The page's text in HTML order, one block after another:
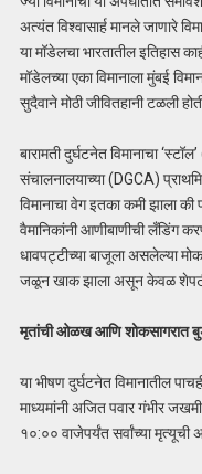
अत्यंत विश्वासार्ह मानले जाणारे
या मॉडेलचा भारतातील इतिहास
मॉडेलच्या एका विमानाला मुंबई
सुदैवाने मोठी जीवितहानी टळली
बारामती दुर्घटनेत विमानाचा
संचालनालयाच्या (DGCA)
विमानाचा वेग इतका कमी झाला
वैमानिकांनी आणीबाणीची लँडिंग
धावपट्टीच्या बाजूला असलेल्या
जळून खाक झाला असून केवळ
मृतांची ओळख आणि शोकसागरात
या भीषण दुर्घटनेत विमानातील
माध्यमांनी अजित पवार गंभीर
१०:०० वाजेपर्यंत सर्वांच्या